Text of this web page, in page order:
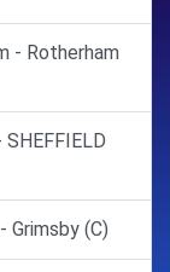
- Rotherham
Grimsby (C)